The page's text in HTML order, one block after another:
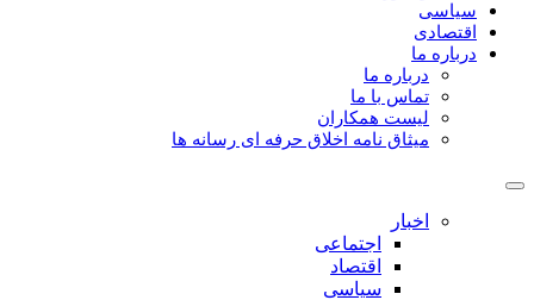
سیاسی
اقتصادی
درباره ما
درباره ما
تماس با ما
لیست همکاران
میثاق نامه اخلاق حرفه ای رسانه ها
اخبار
اجتماعی
اقتصاد
سیاسی